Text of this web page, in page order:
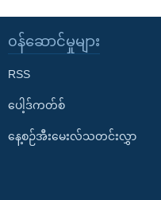
၀န်ဆောင်မှုများ
RSS
ပေါ့ဒ်ကတ်စ်
နေ့စဉ်အီးမေးလ်သတင်းလွှာ